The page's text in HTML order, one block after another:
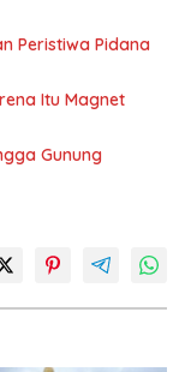
Peristiwa Pidana
Itu Magnet
Gunung